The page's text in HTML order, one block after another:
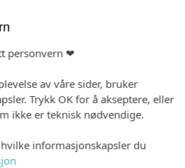
personvern ❤
av våre sider, bruker
Trykk OK for å akseptere, eller
ikke er teknisk nødvendige.
hvilke informasjonskapsler du